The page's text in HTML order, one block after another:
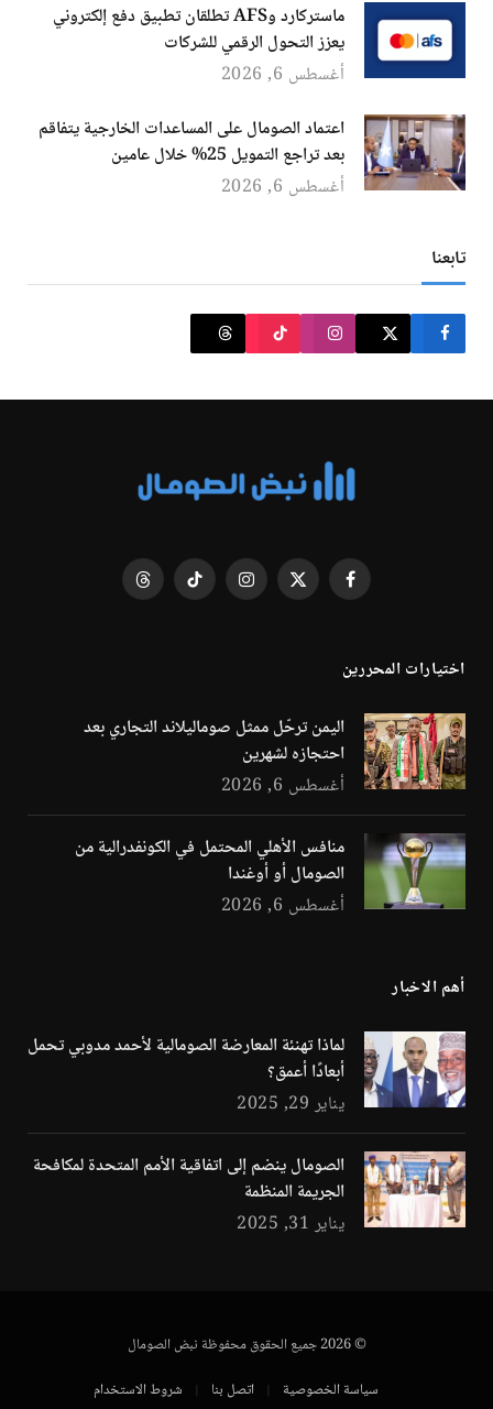
ماستركارد وAFS تطلقان تطبيق دفع إلكتروني
يعزز التحول الرقمي للشركات
أغسطس 6, 2026
اعتماد الصومال على المساعدات الخارجية يتفاقم
بعد تراجع التمويل 25% خلال عامين
أغسطس 6, 2026
تابعنا
فيسبوك X
الانستغرامتيكتوك Threads
اختيارات المحررين
اليمن ترحّل ممثل صوماليلاند التجاري بعد
احتجازه لشهرين
أغسطس 6, 2026
منافس الأهلي المحتمل في الكونفدرالية من
الصومال أو أوغندا
أغسطس 6, 2026
أهم الاخبار
لماذا تهنئة المعارضة الصومالية لأحمد مدوبي تحمل
أبعادًا أعمق؟
يناير 29, 2025
الصومال ينضم إلى اتفاقية الأمم المتحدة لمكافحة
الجريمة المنظمة
يناير 31, 2025
© 2026 جميع الحقوق محفوظة نبض الصومال
سياسة الخصوصية
اتصل بنا شروط الاستخدام